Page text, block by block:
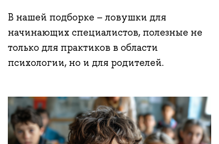
В нашей подборке – ловушки для
начинающих специалистов, полезные не
только для практиков в области
психологии, но и для родителей.